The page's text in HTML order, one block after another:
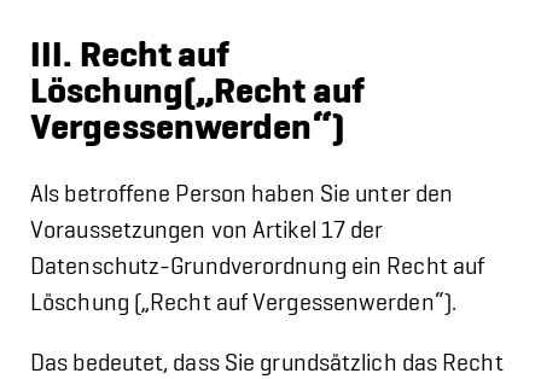
III. Recht auf
Löschung(„Recht auf
Vergessenwerden“)
Als betroffene Person haben Sie unter den
Voraussetzungen von Artikel 17 der
Datenschutz-Grundverordnung ein Recht auf
Löschung („Recht auf Vergessenwerden“).
Das bedeutet, dass Sie grundsätzlich das Recht